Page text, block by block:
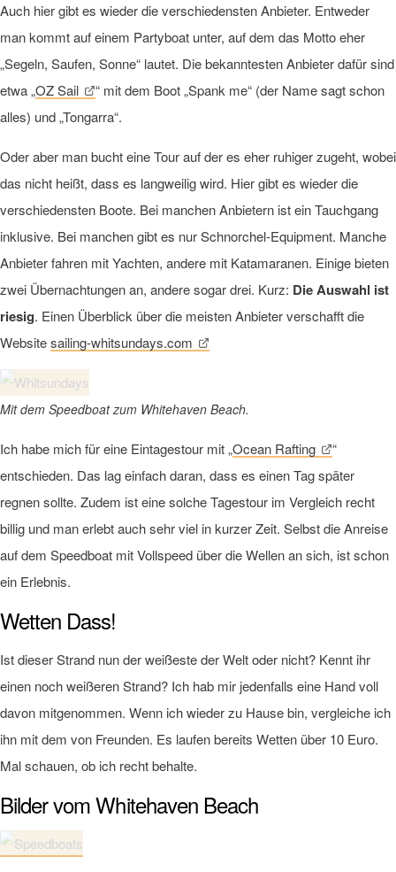
Auch hier gibt es wieder die verschiedensten Anbieter. Entweder
man kommt auf einem Partyboat unter, auf dem das Motto eher
„Segeln, Saufen, Sonne“ lautet. Die bekanntesten Anbieter dafür sind
etwa „OZ Sail
“ mit dem Boot „Spank me“ (der Name sagt schon
alles) und „Tongarra“.
Oder aber man bucht eine Tour auf der es eher ruhiger zugeht, wobei
das nicht heißt, dass es langweilig wird. Hier gibt es wieder die
verschiedensten Boote. Bei manchen Anbietern ist ein Tauchgang
inklusive. Bei manchen gibt es nur Schnorchel-Equipment. Manche
Anbieter fahren mit Yachten, andere mit Katamaranen. Einige bieten
zwei Übernachtungen an, andere sogar drei. Kurz: Die Auswahl ist
riesig. Einen Überblick über die meisten Anbieter verschafft die
Websitesailing-whitsundays.com
Mit dem Speedboat zum Whitehaven Beach.
Ich habe mich für eine Eintagestour mit „Ocean Rafting
“
entschieden. Das lag einfach daran, dass es einen Tag später
regnen sollte. Zudem ist eine solche Tagestour im Vergleich recht
billig und man erlebt auch sehr viel in kurzer Zeit. Selbst die Anreise
auf dem Speedboat mit Vollspeed über die Wellen an sich, ist schon
ein Erlebnis.
Wetten Dass!
Ist dieser Strand nun der weißeste der Welt oder nicht? Kennt ihr
einen noch weißeren Strand? Ich hab mir jedenfalls eine Hand voll
davon mitgenommen. Wenn ich wieder zu Hause bin, vergleiche ich
ihn mit dem von Freunden. Es laufen bereits Wetten über 10 Euro.
Mal schauen, ob ich recht behalte.
Bilder vom Whitehaven Beach